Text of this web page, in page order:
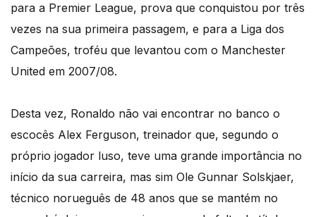
para a Premier League, prova que conquistou por três
vezes na sua primeira passagem, e para a Liga dos
Campeões, troféu que levantou com o Manchester
United em 2007/08.
Desta vez, Ronaldo não vai encontrar no banco o
escocês Alex Ferguson, treinador que, segundo o
próprio jogador luso, teve uma grande importância no
início da sua carreira, mas sim Ole Gunnar Solskjaer,
técnico norueguês de 48 anos que se mantém no